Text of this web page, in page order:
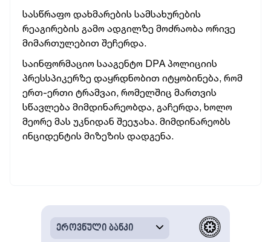
სასწრაფო დახმარების სამსახურების
რეაგირების გამო ადგილზე მოძრაობა ორივე
მიმართულებით შეჩერდა.
საინფორმაციო სააგენტო DPA პოლიციის
პრესსპიკერზე დაყრდნობით იტყობინება, რომ
ერთ-ერთი ტრამვაი, რომელშიც მართვის
სწავლება მიმდინარეობდა, გაჩერდა, ხოლო
მეორე მას უკნიდან შეეჯახა. მიმდინარეობს
ინციდენტის მიზეზის დადგენა.